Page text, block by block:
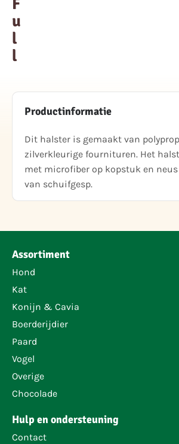
u
l
l
Productinformatie
Dit halster is gemaakt van
zilverkleurige fournituren. Het
met microfiber op kopstuk en
van schuifgesp.
Assortiment
Hond
Kat
Konijn & Cavia
Boerderijdier
Paard
Vogel
Overige
Chocolade
Hulp en ondersteuning
Contact